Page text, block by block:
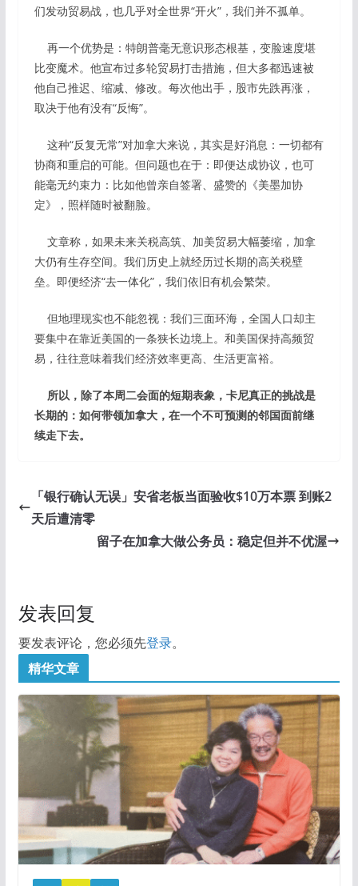
们发动贸易战，也几乎对全世界“开火”，我们并不孤单。
再一个优势是：特朗普毫无意识形态根基，变脸速度堪
比变魔术。他宣布过多轮贸易打击措施，但大多都迅速被
他自己推迟、缩减、修改。每次他出手，股市先跌再涨，
取决于他有没有“反悔”。
这种“反复无常”对加拿大来说，其实是好消息：一切都有
协商和重启的可能。但问题也在于：即便达成协议，也可
能毫无约束力：比如他曾亲自签署、盛赞的《美墨加协
定》，照样随时被翻脸。
文章称，如果未来关税高筑、加美贸易大幅萎缩，加拿
大仍有生存空间。我们历史上就经历过长期的高关税壁
垒。即便经济“去一体化”，我们依旧有机会繁荣。
但地理现实也不能忽视：我们三面环海，全国人口却主
要集中在靠近美国的一条狭长边境上。和美国保持高频贸
易，往往意味着我们经济效率更高、生活更富裕。
所以，除了本周二会面的短期表象，卡尼真正的挑战是
长期的：如何带领加拿大，在一个不可预测的邻国面前继
续走下去。
「银行确认无误」安省老板当面验收$10万本票 到账2
天后遭清零
留子在加拿大做公务员：稳定但并不优渥
发表回复
要发表评论，您必须先登录。
精华文章